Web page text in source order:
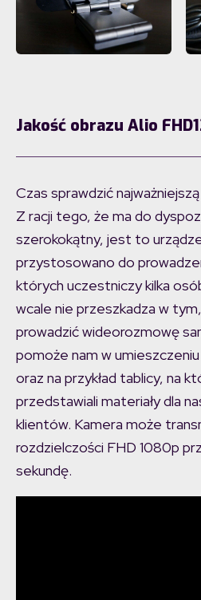
Jakość obrazu Alio
Czas sprawdzić
Z racji tego, że ma do
szerokokątny, jest to
przystosowano do
których uczestniczy kilka
wcale nie przeszkadza w
prowadzić wideorozmowę
pomoże nam w
oraz na przykład tablicy, na
przedstawiali materiały dla
klientów. Kamera może
rozdzielczości FHD 1080p
sekundę.